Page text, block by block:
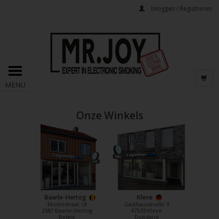
Inloggen / Registreren
MENU
Onze Winkels
Baarle-Hertog
Molenstraat 18
2387 Baarle-Hertog
België
Kleve
Gasthausstraße 9
47533 Kleve
Duitsland